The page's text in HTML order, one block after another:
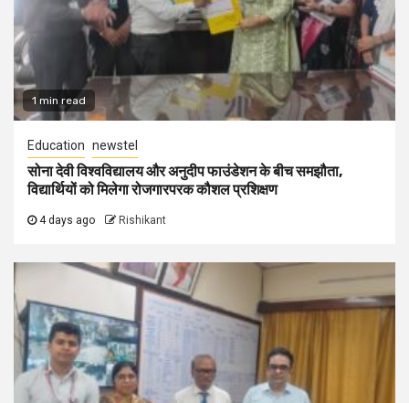
1 min read
Education newstel
सोना देवी विश्वविद्यालय और अनुदीप फाउंडेशन के बीच समझौता,
विद्यार्थियों को मिलेगा रोजगारपरक कौशल प्रशिक्षण
4 days ago Rishikant